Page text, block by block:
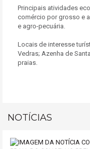
Principais atividades
comércio por grosso e
e agro-pecuária.
Locais de interesse
Vedras; Azenha de
praias.
NOTÍCIAS